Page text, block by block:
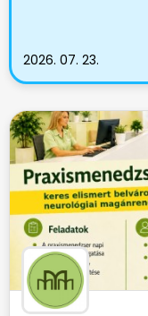
2026. 07. 23.